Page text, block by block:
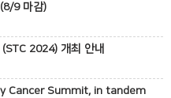
9 마감)
2024) 개최 안내
Cancer Summit, in tandem